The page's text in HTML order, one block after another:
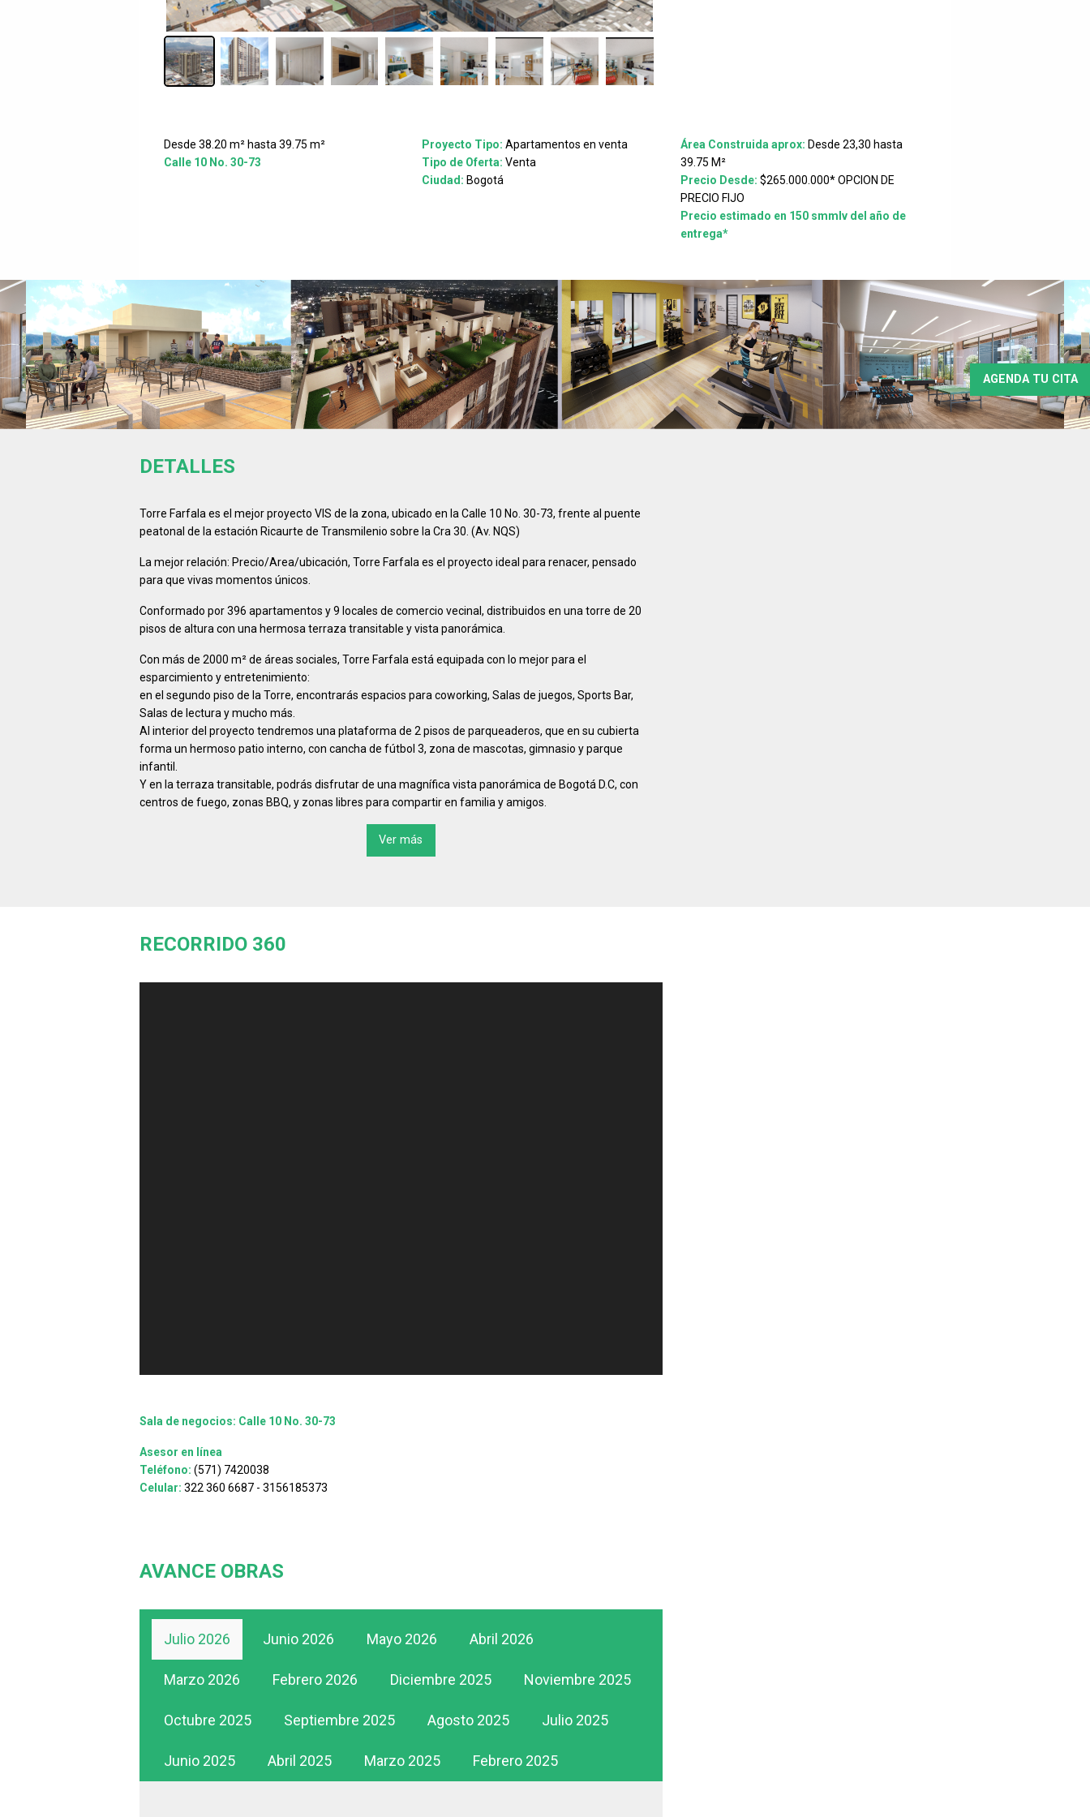
Desde 38.20 m² hasta 39.75 m²
Calle 10 No. 30-73
Proyecto Tipo: Apartamentos en venta
Tipo de Oferta: Venta
Ciudad: Bogotá
Área Construida aprox: Desde 23,30 hasta
39.75 M²
Precio Desde: $265.000.000* OPCION DE
PRECIO FIJO
Precio estimado en 150 smmlv del año de
entrega*
DETALLES
Torre Farfala es el mejor proyecto VIS de la zona, ubicado en la Calle 10 No. 30-73, frente al puente
peatonal de la estación Ricaurte de Transmilenio sobre la Cra 30. (Av. NQS)
La mejor relación: Precio/Area/ubicación, Torre Farfala es el proyecto ideal para renacer, pensado
para que vivas momentos únicos.
Conformado por 396 apartamentos y 9 locales de comercio vecinal, distribuidos en una torre de 20
pisos de altura con una hermosa terraza transitable y vista panorámica.
Con más de 2000 m² de áreas sociales, Torre Farfala está equipada con lo mejor para el
esparcimiento y entretenimiento:
en el segundo piso de la Torre, encontrarás espacios para coworking, Salas de juegos, Sports Bar,
Salas de lectura y mucho más.
Al interior del proyecto tendremos una plataforma de 2 pisos de parqueaderos, que en su cubierta
forma un hermoso patio interno, con cancha de fútbol 3, zona de mascotas, gimnasio y parque
infantil.
Y en la terraza transitable, podrás disfrutar de una magnífica vista panorámica de Bogotá D.C, con
centros de fuego, zonas BBQ, y zonas libres para compartir en familia y amigos.
Ver más
RECORRIDO 360
Sala de negocios: Calle 10 No. 30-73
Asesor en línea
Teléfono: (571) 7420038
Celular: 322 360 6687 - 3156185373
AVANCE OBRAS
Julio 2026 Junio 2026 Mayo 2026 Abril 2026
Marzo 2026 Febrero 2026 Diciembre 2025 Noviembre 2025
Octubre 2025 Septiembre 2025 Agosto 2025 Julio 2025
Junio 2025 Abril 2025 Marzo 2025 Febrero 2025
AGENDA TU CITA